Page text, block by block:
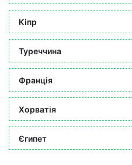
Кіпр
Туреччина
Франція
Хорватія
Єгипет